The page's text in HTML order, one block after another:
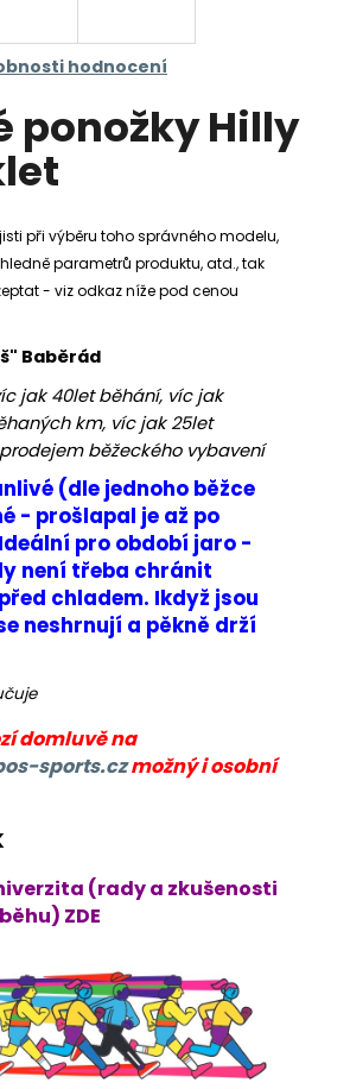
hodnocení
ponožky Hilly
při výběru toho správného modelu,
parametrů produktu, atd., tak
- viz odkaz níže pod cenou
Baběrád
jak 40let běhání, víc jak
km, víc jak 25let
běžeckého vybavení
(dle jednoho běžce
- prošlapal je až po
pro období jaro -
není třeba chránit
chladem. Ikdyž jsou
neshrnují a pěkně drží
domluvě na
sports.czmožný i osobní
(rady a zkušenosti
ZDE
HLEDAT